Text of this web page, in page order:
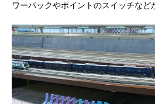
ワーパックやポイントのスイッチなど